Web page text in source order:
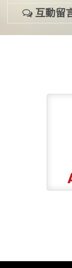
互動留